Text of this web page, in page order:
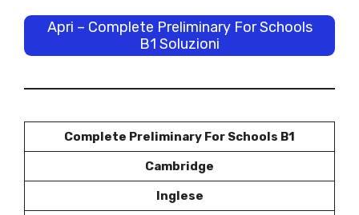
Apri – Complete Preliminary For Schools
B1 Soluzioni
Complete Preliminary For Schools B1
Cambridge
Inglese